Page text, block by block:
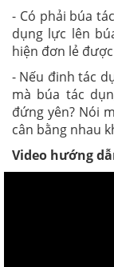
- Có phải búa
dụng lực lên
hiện đơn lẻ
- Nếu đinh tác
mà búa tác
đứng yên? Nói
cân bằng nhau
Video hướng